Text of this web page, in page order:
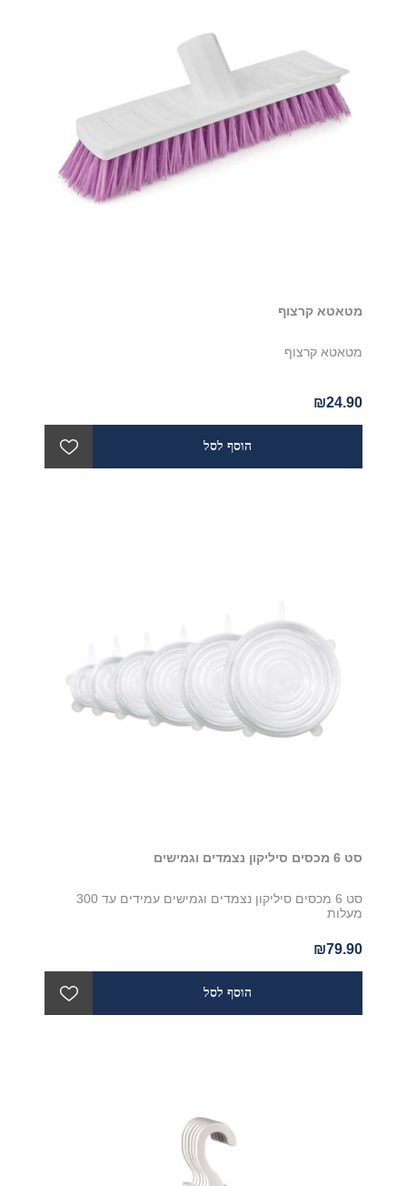
מטאטא קרצוף
מטאטא קרצוף
₪24.90
סט 6 מכסים סיליקון נצמדים וגמישים
סט 6 מכסים סיליקון נצמדים וגמישים עמידים עד 300
מעלות
₪79.90